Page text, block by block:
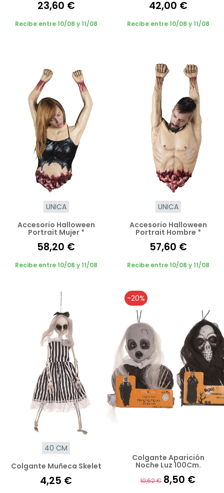
23,60 €
Recibe entre 10/08 y 11/08
42,00 €
Recibe entre 10/08 y 11/08
UNICA
Accesorio Halloween
Portrait Mujer *
58,20 €
Recibe entre 10/08 y 11/08
UNICA
Accesorio Halloween
Portrait Hombre *
57,60 €
Recibe entre 10/08 y 11/08
40 CM
Colgante Muñeca Skelet
4,25 €
-20%
Colgante Aparición
Noche Luz 100Cm.
10,62 € 8,50 €